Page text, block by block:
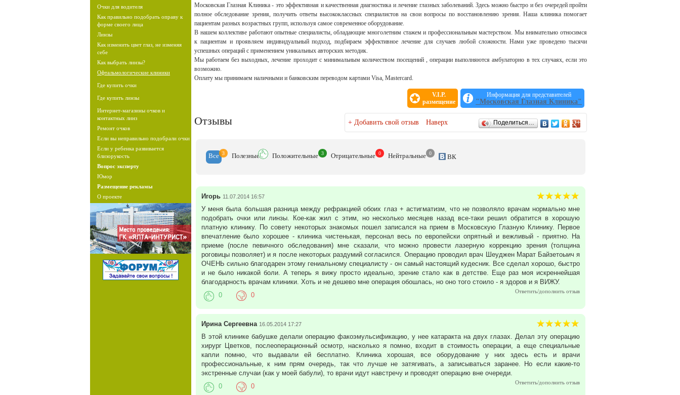
Очки для водителя
Как правильно подобрать оправу к
форме своего лица
Линзы
Как изменить цвет глаз, не изменяя
себе
Как выбрать линзы?
Офтальмологические клиники
Где купить очки
Где купить линзы
Интернет-магазины очков и
контактных линз
Ремонт очков
Если вы неправильно подобрали очки
Если у ребенка развивается
близорукость
Вопрос эксперту
Юмор
Размещение рекламы
О проекте
Московская Глазная Клиника - это эффективная и качественная диагностика и лечение глазных заболеваний. Здесь можно быстро и без очередей пройти
полное обследование зрения, получить ответы высококлассных специалистов на свои вопросы по восстановлению зрения. Наша клиника помогает
пациентам разных возрастных групп, используя самое современное оборудование.
В нашем коллективе работают опытные специалисты, обладающие многолетним стажем и профессиональным мастерством. Мы внимательно относимся
к пациентам и проявляем индивидуальный подход, подбираем эффективное лечение для случаев любой сложности. Нами уже проведено тысячи
успешных операций с применением уникальных авторских методик.
Мы работаем без выходных, лечение проходит с минимальным количеством посещений , операции выполняются амбулаторно в тех случаях, если это
возможно.
Оплату мы принимаем наличными и банковским переводом картами Visa, Mastercard.
V.I.P.
размещение
Информация для представителей
"Московская Глазная Клиника"
Отзывы + Добавить свой отзыв Наверх Поделиться…
Все 3 Полезные Положительные 3 Отрицательные 0 Нейтральные 0 ВК
Игорь 11.07.2014 16:57
У меня была большая разница между рефракцией обоих глаз + астигматизм, что не позволяло врачам нормально мне
подобрать очки или линзы. Кое-как жил с этим, но несколько месяцев назад все-таки решил обратится в хорошую
платную клинику. По совету некоторых знакомых пошел записался на прием в Московскую Глазную Клинику. Первое
впечатление было хорошее - клиника чистенькая, персонал весь по европейски опрятный и вежливый - приятно. На
приеме (после певичного обследования) мне сказали, что можно провести лазерную коррекцию зрения (толщина
роговицы позволяет) и я после некоторых раздумий согласился. Операцию проводил врач Шеуджен Марат Байзетоыич я
ОЧЕНЬ сильно благодарен этому гениальному специалисту - он самый настоящий кудесник. Все сделал хорошо, быстро
и не было никакой боли. А теперь я вижу просто идеально, зрение стало как в детстве. Еще раз моя искреннейшая
благодарность врачам клиники. Хоть и не дешево мне операция обошлась, но оно того стоило - я здоров и я ВИЖУ.
Ответить/дополнить отзыв
0 0
Ирина Сергеевна 16.05.2014 17:27
В этой клинике бабушке делали операцию факоэмульсификацию, у нее катаракта на двух глазах. Делал эту операцию
хирург Цветков, послеоперационный осмотр, насколько я помню, входит в стоимость операции, а еще специальные
капли помню, что выдавали ей бесплатно. Клиника хорошая, все оборудование у них здесь есть и врачи
профессиональные, к ним прям очередь, так что лучше не затягивать, а записываться заранее. Но если какие-то
экстренные случаи (как у моей бабули), то врачи идут навстречу и проводят операцию вне очереди.
Ответить/дополнить отзыв
0 0